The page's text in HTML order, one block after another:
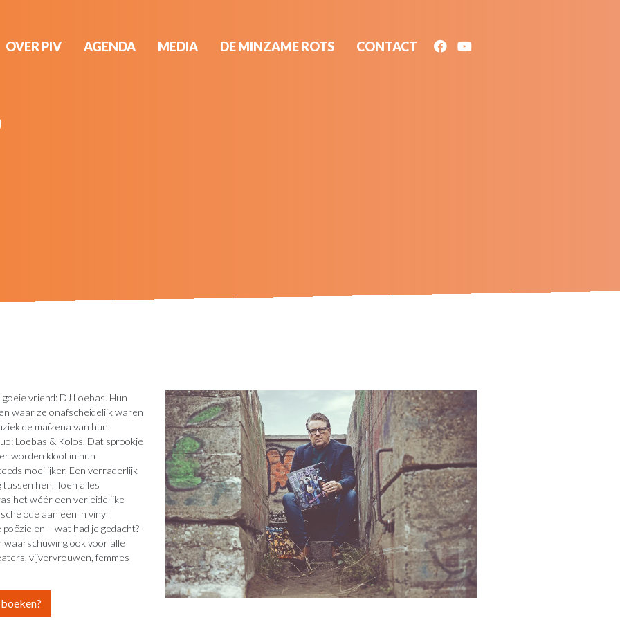
OVER PIV AGENDA MEDIA DE MINZAME ROTS CONTACT
vriend: DJ Loebas. Hun
waar ze onafscheidelijk waren
de maïzena van hun
Loebas & Kolos. Dat sprookje
worden kloof in hun
moeilijker. Een verraderlijk
hen. Toen alles
het wéér een verleidelijke
ode aan een in vinyl
en – wat had je gedacht? -
waarschuwing ook voor alle
vijvervrouwen, femmes